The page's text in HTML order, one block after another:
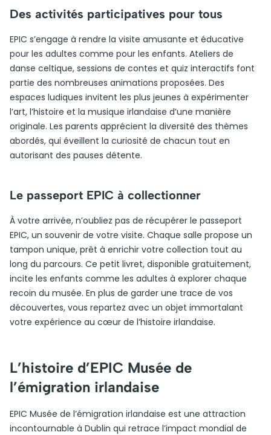
Des activités participatives pour tous
EPIC s’engage à rendre la visite amusante et éducative
pour les adultes comme pour les enfants. Ateliers de
danse celtique, sessions de contes et quiz interactifs font
partie des nombreuses animations proposées. Des
espaces ludiques invitent les plus jeunes à expérimenter
l’art, l’histoire et la musique irlandaise d’une manière
originale. Les parents apprécient la diversité des thèmes
abordés, qui éveillent la curiosité de chacun tout en
autorisant des pauses détente.
Le passeport EPIC à collectionner
À votre arrivée, n’oubliez pas de récupérer le passeport
EPIC, un souvenir de votre visite. Chaque salle propose un
tampon unique, prêt à enrichir votre collection tout au
long du parcours. Ce petit livret, disponible gratuitement,
incite les enfants comme les adultes à explorer chaque
recoin du musée. En plus de garder une trace de vos
découvertes, vous repartez avec un objet immortalant
votre expérience au cœur de l’histoire irlandaise.
L’histoire d’EPIC Musée de
l’émigration irlandaise
EPIC Musée de l’émigration irlandaise est une attraction
incontournable à Dublin qui retrace l’impact mondial de